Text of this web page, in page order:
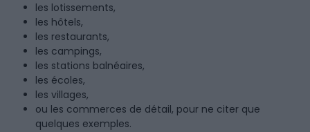
les lotissements,
les hôtels,
les restaurants,
les campings,
les stations balnéaires,
les écoles,
les villages,
ou les commerces de détail, pour ne citer que
quelques exemples.